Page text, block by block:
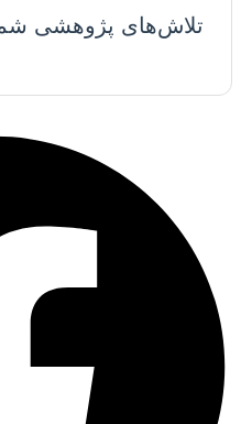
تلاش‌های پژوهشی